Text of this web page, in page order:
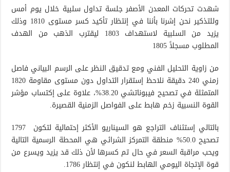
شهدت تحركات المعدن الأصفر جلسة تداول سلبية خلال يوم أمس
وللتذكير نحن إشرنا بأننا في إنتظار تأكيد كسر مستوى 1810 وذلك
يزيد من السلبية لاستهداف 1803 ليقترب الذهب من الهدف
المطلوب مسجلاً 1805
من زاوية التحليل الفني ومع تدقيق النظر على الرسم البياني فاصل
زمني 240 دقيقة نلاحظ إستقرار التداول دون مستوى مقاومة 1820
المتمثلة في تصحيح فيبوناتشي 38.20%، علاوة على إكتساب مؤشر
القوة النسبية زخم هابط على الفواصل الزمنية القصيرة.
بالتالي إستئناف التراجع هو السيناريو الأكثر إحتمالية لتكون 1797
تصحيح 50.0% منطقة التمركز الشرائي هي المحطة الرسمية التالية
ويحب مراقبة السعر في حال تم كسرها لأن ذلك قد يزيد ويسرع من
قوة الإتجاة اليومي الهابط لنكون في إنتظار 1786.